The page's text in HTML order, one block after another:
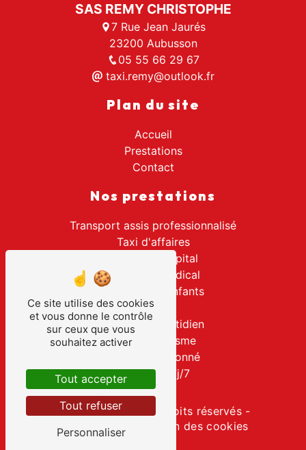
SAS REMY CHRISTOPHE
7 Rue Jean Jaurés
23200 Aubusson
05 55 66 29 67
taxi.remy@outlook.fr
Plan du site
Accueil
Prestations
Contact
Nos prestations
Transport assis professionnalisé
Taxi d'affaires
Transport hôpital
Transport médical
Transport d'enfants
Taxi
Transport quotidien
Taxi de tourisme
Taxi conventionné
Transport 7j/7
© Vistalid- 2026 - Tous droits réservés -
Mentions légales
Gestion des cookies
Ce site utilise des cookies
et vous donne le contrôle
sur ceux que vous
souhaitez activer
Tout accepter
Tout refuser
Personnaliser